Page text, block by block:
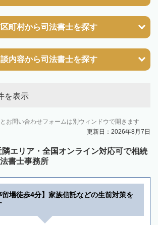
町村から司法書士を探す
内容から司法書士を探す
を表示
お問い合わせフォームは別ウィンドウで開きます
更新日：2026年8月7日
エリア・全国オンライン対応可で相続
書士事務所
留場徒歩4分】家族信託などの生前対策を